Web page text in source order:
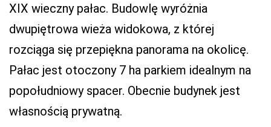
XIX wieczny pałac. Budowlę wyróżnia
dwupiętrowa wieża widokowa, z której
rozciąga się przepiękna panorama na okolicę.
Pałac jest otoczony 7 ha parkiem idealnym na
popołudniowy spacer. Obecnie budynek jest
własnością prywatną.